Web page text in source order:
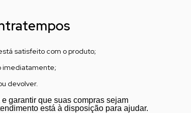
satisfeito com o produto;
imediatamente;
devolver.
garantir que suas compras sejam
está à disposição para ajudar.